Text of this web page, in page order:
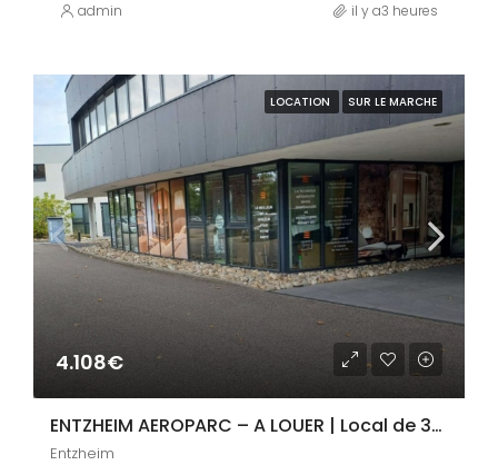
admin il y a3 heures
LOCATION SUR LE MARCHE
4.108€
ENTZHEIM AEROPARC – A LOUER | Local de 352m²
Entzheim